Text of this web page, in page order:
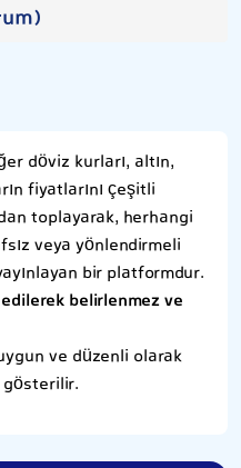
döviz kurları, altın,
fiyatlarını çeşitli
toplayarak, herhangi
veya yönlendirmeli
bir platformdur.
belirlenmez ve
ve düzenli olarak
gösterilir.